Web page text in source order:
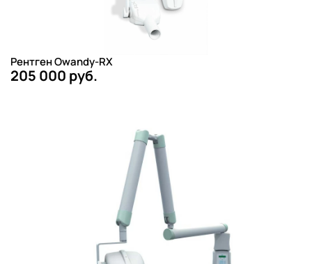
Рентген Owandy-RX
205 000 руб.